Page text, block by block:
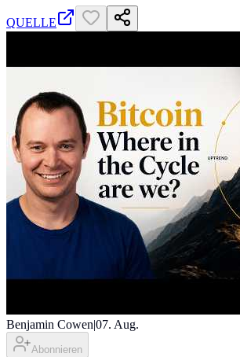
QUELLE
Benjamin Cowen|07. Aug.
Abonnieren